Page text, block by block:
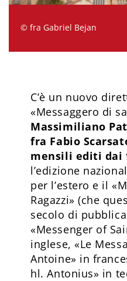
© fra Gabriel Bejan
C’è un nuovo
«Messaggero di
Massimiliano
fra Fabio
mensili editi dai
l’edizione
per l’estero e il
Ragazzi» (che
secolo di
«Messenger of
inglese, «Le
Antoine» in
hl. Antonius» in